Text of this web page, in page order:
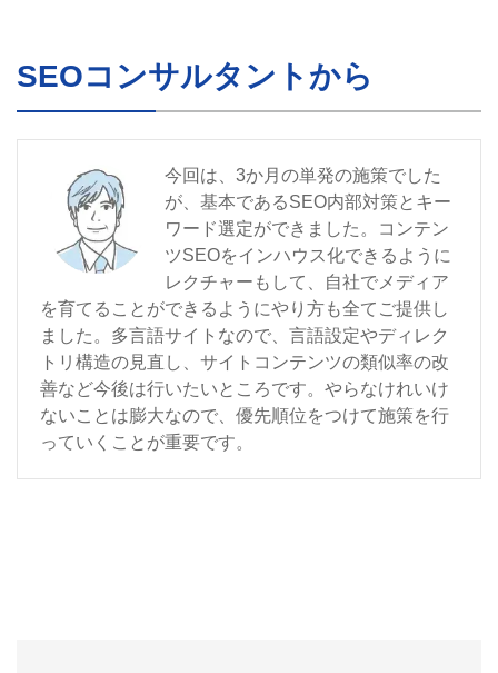
SEOコンサルタントから
今回は、3か月の単発の施策でした
が、基本であるSEO内部対策とキー
ワード選定ができました。コンテン
ツSEOをインハウス化できるように
レクチャーもして、自社でメディア
を育てることができるようにやり方も全てご提供し
ました。多言語サイトなので、言語設定やディレク
トリ構造の見直し、サイトコンテンツの類似率の改
善など今後は行いたいところです。やらなけれいけ
ないことは膨大なので、優先順位をつけて施策を行
っていくことが重要です。